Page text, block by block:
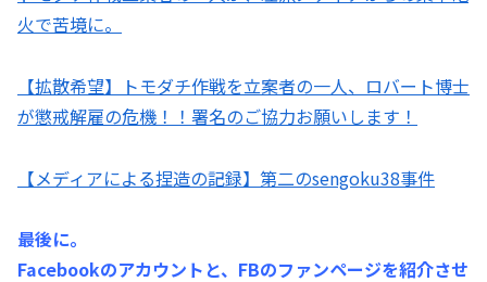
火で苦境に。
【拡散希望】トモダチ作戦を立案者の一人、ロバート博士
が懲戒解雇の危機！！署名のご協力お願いします！
【メディアによる捏造の記録】第二のsengoku38事件
最後に。
Facebookのアカウントと、FBのファンページを紹介させ